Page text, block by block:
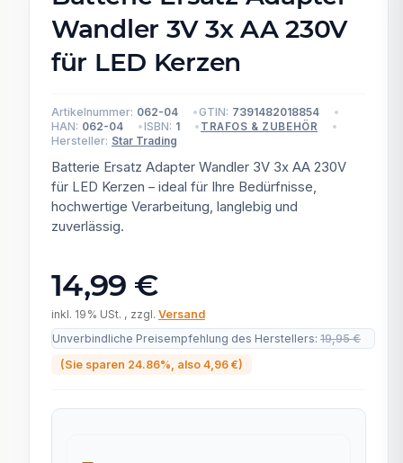
Wandler 3V 3x AA 230V
für LED Kerzen
Artikelnummer: 062-04 GTIN: 7391482018854
HAN: 062-04 ISBN: 1 TRAFOS & ZUBEHÖR
Hersteller: Star Trading
Batterie Ersatz Adapter Wandler 3V 3x AA 230V
für LED Kerzen – ideal für Ihre Bedürfnisse,
hochwertige Verarbeitung, langlebig und
zuverlässig.
14,99 €
inkl. 19% USt. , zzgl. Versand
Unverbindliche Preisempfehlung des Herstellers: 19,95 €
(Sie sparen 24.86%, also 4,96 €)